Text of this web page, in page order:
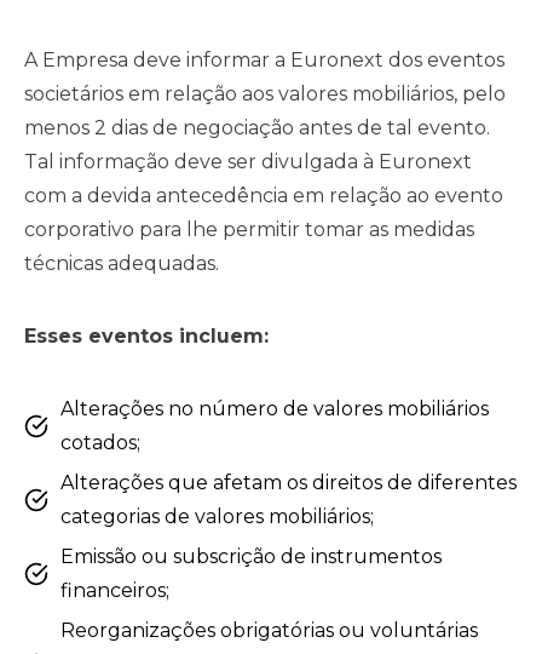
A Empresa deve informar a Euronext dos eventos
societários em relação aos valores mobiliários, pelo
menos 2 dias de negociação antes de tal evento.
Tal informação deve ser divulgada à Euronext
com a devida antecedência em relação ao evento
corporativo para lhe permitir tomar as medidas
técnicas adequadas.
Esses eventos incluem:
Alterações no número de valores mobiliários
cotados;
Alterações que afetam os direitos de diferentes
categorias de valores mobiliários;
Emissão ou subscrição de instrumentos
financeiros;
Reorganizações obrigatórias ou voluntárias